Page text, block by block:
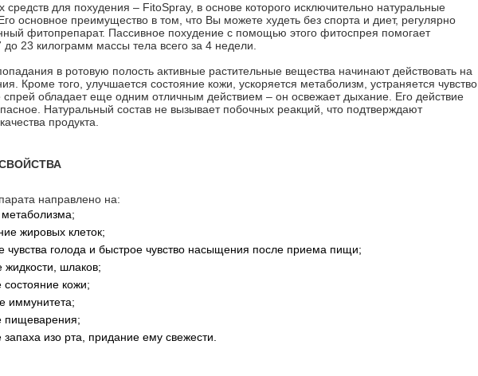
средств для похудения – FitoSpray, в основе которого исключительно натуральные
основное преимущество в том, что Вы можете худеть без спорта и диет, регулярно
фитопрепарат. Пассивное похудение с помощью этого фитоспрея помогает
до 23 килограмм массы тела всего за 4 недели.
в ротовую полость активные растительные вещества начинают действовать на
Кроме того, улучшается состояние кожи, ускоряется метаболизм, устраняется чувство
спрей обладает еще одним отличным действием – он освежает дыхание. Его действие
Натуральный состав не вызывает побочных реакций, что подтверждают
продукта.
направлено на:
жировых клеток;
чувства голода и быстрое чувство насыщения после приема пищи;
жидкости, шлаков;
кожи;
иммунитета;
пищеварения;
изо рта, придание ему свежести.